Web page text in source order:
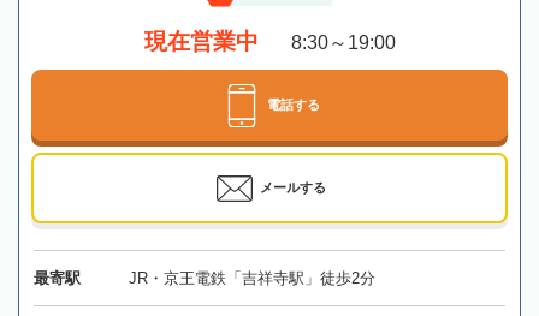
現在営業中 8:30～19:00
電話する
メールする
最寄駅 JR・京王電鉄「吉祥寺駅」徒歩2分